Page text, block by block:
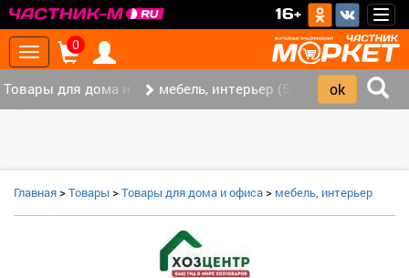
16+
Toggle
navigation
0
Товары для дома и офиса (9)мебель, интерьер (5)
Главная>Товары >Товары для дома и офиса> мебель, интерьер
‹ ›